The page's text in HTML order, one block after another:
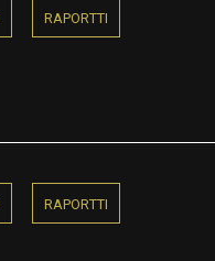
RAPORTTI
RAPORTTI